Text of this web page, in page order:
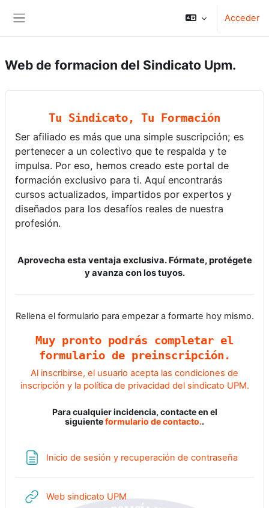
Acceder
Web de formacion del Sindicato Upm.
Tu Sindicato, Tu Formación
Ser afiliado es más que una simple suscripción; es
pertenecer a un colectivo que te respalda y te
impulsa. Por eso, hemos creado este portal de
formación exclusivo para ti. Aquí encontrarás
cursos actualizados, impartidos por expertos y
diseñados para los desafíos reales de nuestra
profesión.
Aprovecha esta ventaja exclusiva. Fórmate, protégete
y avanza con los tuyos.
Rellena el formulario para empezar a formarte hoy mismo.
Muy pronto podrás completar el
formulario de preinscripción.
Al inscribirse, el usuario acepta las condiciones de
inscripción y la política de privacidad del sindicato UPM.
Para cualquier incidencia, contacte en el
siguienteformulario de contacto..
Inicio de sesión y recuperación de contraseñaPágina
Web sindicato UPM